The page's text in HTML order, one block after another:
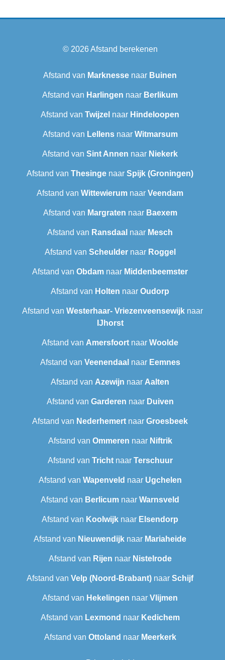
© 2026Afstand berekenen
Afstand van Marknesse naar Buinen
Afstand van Harlingen naar Berlikum
Afstand van Twijzel naar Hindeloopen
Afstand van Lellensnaar Witmarsum
Afstand van Sint Annen naar Niekerk
Afstand van Thesinge naar Spijk (Groningen)
Afstand van Wittewierum naar Veendam
Afstand van Margraten naar Baexem
Afstand van Ransdaal naar Mesch
Afstand van Scheuldernaar Roggel
Afstand van Obdam naar Middenbeemster
Afstand van Holten naar Oudorp
Afstand van Westerhaar- Vriezenveensewijk naar
IJhorst
Afstand van Amersfoort naar Woolde
Afstand van Veenendaal naar Eemnes
Afstand van Azewijn naar Aalten
Afstand van Garderen naar Duiven
Afstand van Nederhemert naar Groesbeek
Afstand van Ommeren naar Niftrik
Afstand van Trichtnaar Terschuur
Afstand van Wapenveld naar Ugchelen
Afstand van Berlicum naar Warnsveld
Afstand van Koolwijk naar Elsendorp
Afstand van Nieuwendijk naar Mariaheide
Afstand van Rijen naar Nistelrode
Afstand van Velp (Noord-Brabant) naar Schijf
Afstand van Hekelingen naar Vlijmen
Afstand van Lexmond naar Kedichem
Afstand van Ottoland naar Meerkerk